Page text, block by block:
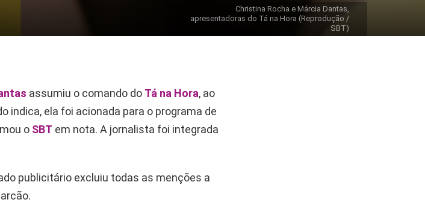
Christina Rocha e Márcia Dantas,
apresentadoras do Tá na Hora (Reprodução /
SBT)
assumiu o comando do Tá na Hora, ao
indica, ela foi acionada para o programa de
o SBT em nota. A jornalista foi integrada
publicitário excluiu todas as menções a